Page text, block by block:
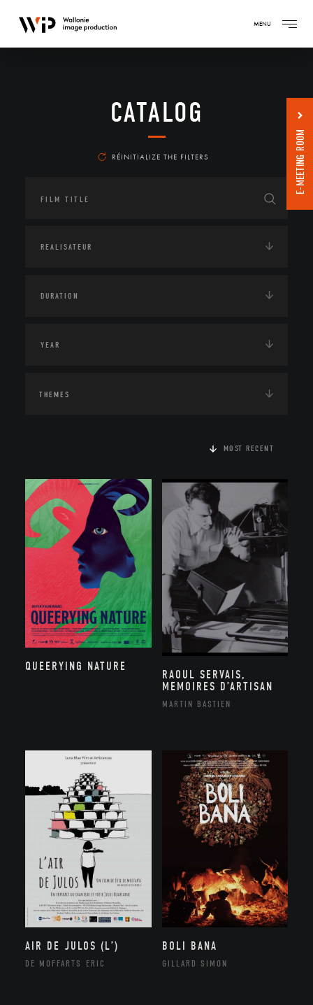
MENU
CATALOG
RÉINITIALIZE THE FILTERS
THEMES
MOST RECENT
QUEERYING NATURE
RAOUL SERVAIS,
MEMOIRES D’ARTISAN
MARTIN BASTIEN
AIR DE JULOS (L’)
DE MOFFARTS ERIC
BOLI BANA
GILLARD SIMON
E-MEETING ROOM